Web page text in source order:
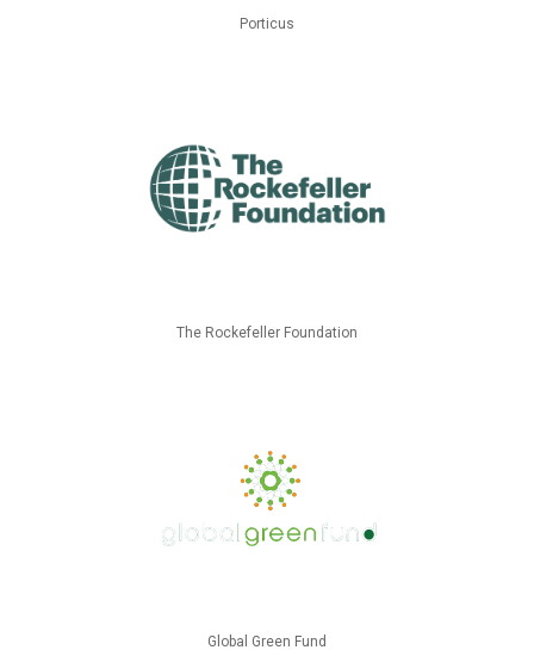
Porticus
The Rockefeller Foundation
Global Green Fund